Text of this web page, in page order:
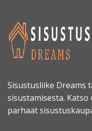
Sisustusliike Dreams
sisustamisesta.
parhaat